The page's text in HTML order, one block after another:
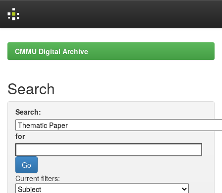
navigationCMMU Digital Archive
Search
Search:
for
Current filters: